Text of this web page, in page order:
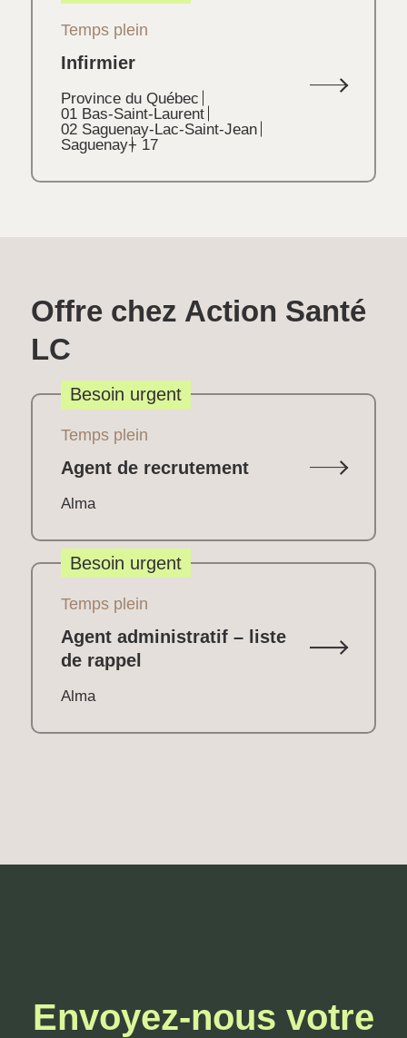
Temps plein
Infirmier
Province du Québec
01 Bas-Saint-Laurent
02 Saguenay-Lac-Saint-Jean
Saguenay+ 17
Offre chez Action Santé
LC
Besoin urgent
Temps plein
Agent de recrutement
Alma
Besoin urgent
Temps plein
Agent administratif – liste
de rappel
Alma
Envoyez-nous votre